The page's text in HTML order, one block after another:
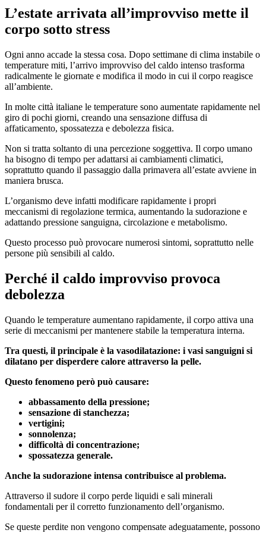
L’estate arrivata all’improvviso mette il
corpo sotto stress
Ogni anno accade la stessa cosa. Dopo settimane di clima instabile o
temperature miti, l’arrivo improvviso del caldo intenso trasforma
radicalmente le giornate e modifica il modo in cui il corpo reagisce
all’ambiente.
In molte città italiane le temperature sono aumentate rapidamente nel
giro di pochi giorni, creando una sensazione diffusa di
affaticamento, spossatezza e debolezza fisica.
Non si tratta soltanto di una percezione soggettiva. Il corpo umano
ha bisogno di tempo per adattarsi ai cambiamenti climatici,
soprattutto quando il passaggio dalla primavera all’estate avviene in
maniera brusca.
L’organismo deve infatti modificare rapidamente i propri
meccanismi di regolazione termica, aumentando la sudorazione e
adattando pressione sanguigna, circolazione e metabolismo.
Questo processo può provocare numerosi sintomi, soprattutto nelle
persone più sensibili al caldo.
Perché il caldo improvviso provoca
debolezza
Quando le temperature aumentano rapidamente, il corpo attiva una
serie di meccanismi per mantenere stabile la temperatura interna.
Tra questi, il principale è la vasodilatazione: i vasi sanguigni si
dilatano per disperdere calore attraverso la pelle.
Questo fenomeno però può causare:
abbassamento della pressione;
sensazione di stanchezza;
vertigini;
sonnolenza;
difficoltà di concentrazione;
spossatezza generale.
Anche la sudorazione intensa contribuisce al problema.
Attraverso il sudore il corpo perde liquidi e sali minerali
fondamentali per il corretto funzionamento dell’organismo.
Se queste perdite non vengono compensate adeguatamente, possono